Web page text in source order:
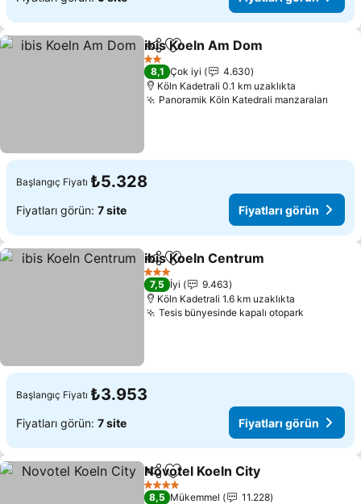
PaylaşFavorilerime ekle
ibis Koeln Am Dom
2 Yıldız
8,1 Çok iyi
4.630
Köln Kadetrali 0.1 km uzaklıkta
Panoramik Köln Katedrali manzaraları
Başlangıç Fiyatı ₺5.328
Fiyatları görün: 7 site Fiyatları görün
PaylaşFavorilerime ekle
ibis Koeln Centrum
3 Yıldız
7,5 İyi
9.463
Köln Kadetrali 1.6 km uzaklıkta
Tesis bünyesinde kapalı otopark
Başlangıç Fiyatı ₺3.953
Fiyatları görün: 7 site Fiyatları görün
PaylaşFavorilerime ekle
Novotel Koeln City
4 Yıldız
8,5 Mükemmel
11.228